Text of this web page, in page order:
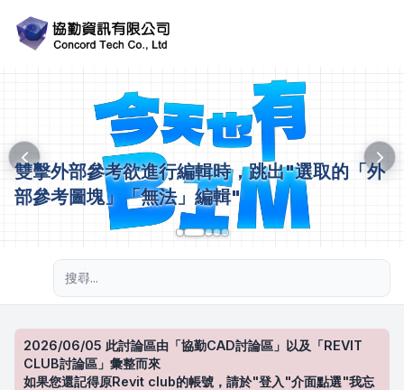
雙擊外部參考欲進行編輯時，跳出"選取的「外
部參考圖塊」「無法」編輯"
2026/06/05 此討論區由「協勤CAD討論區」以及「REVIT
CLUB討論區」彙整而來
如果您還記得原Revit club的帳號，請於"登入"介面點選"我忘